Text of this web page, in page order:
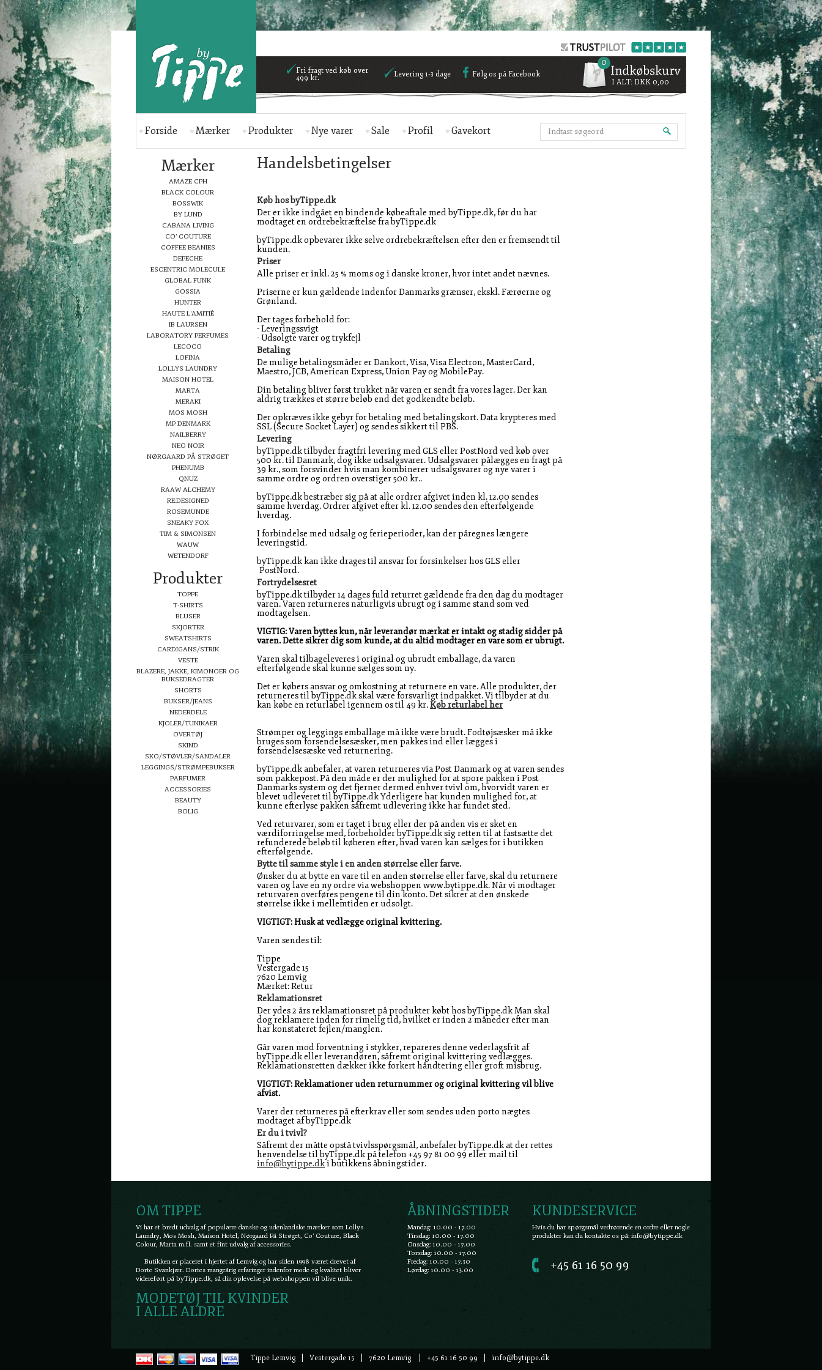
Fri fragt ved køb over
499 kr.
Levering 1-3 dage Følg os på Facebook
Forside Mærker Produkter Nye varer Sale Profil Gavekort
0
I ALT: DKK 0,00
Mærker
AMAZE CPH
BLACK COLOUR
BOSSWIK
BY LUND
CABANA LIVING
CO' COUTURE
COFFEE BEANIES
DEPECHE
ESCENTRIC MOLECULE
GLOBAL FUNK
GOSSIA
HUNTER
HAUTE L'AMITIÉ
IB LAURSEN
LABORATORY PERFUMES
LECOCO
LOFINA
LOLLYS LAUNDRY
MAISON HOTEL
MARTA
MERAKI
MOS MOSH
MP DENMARK
NAILBERRY
NEO NOIR
NØRGAARD PÅ STRØGET
PHENUMB
QNUZ
RAAW ALCHEMY
RE:DESIGNED
ROSEMUNDE
SNEAKY FOX
TIM & SIMONSEN
WAUW
WETENDORF
Produkter
TOPPE
T-SHIRTS
BLUSER
SKJORTER
SWEATSHIRTS
CARDIGANS/STRIK
VESTE
BLAZERE, JAKKE, KIMONOER OG
BUKSEDRAGTER
SHORTS
BUKSER/JEANS
NEDERDELE
KJOLER/TUNIKAER
OVERTØJ
SKIND
SKO/STØVLER/SANDALER
LEGGINGS/STRØMPEBUKSER
PARFUMER
ACCESSORIES
BEAUTY
BOLIG
Handelsbetingelser
Køb hos byTippe.dk
Der er ikke indgået en bindende købeaftale med byTippe.dk, før du har
modtaget en ordrebekræftelse fra byTippe.dk
byTippe.dk opbevarer ikke selve ordrebekræftelsen efter den er fremsendt til
kunden.
Priser
Alle priser er inkl. 25 % moms og i danske kroner, hvor intet andet nævnes.
Priserne er kun gældende indenfor Danmarks grænser, ekskl. Færøerne og
Grønland.
Der tages forbehold for:
- Leveringssvigt
- Udsolgte varer og trykfejl
Betaling
De mulige betalingsmåder er Dankort, Visa, Visa Electron, MasterCard,
Maestro, JCB, American Express, Union Pay og MobilePay.
Din betaling bliver først trukket når varen er sendt fra vores lager. Der kan
aldrig trækkes et større beløb end det godkendte beløb.
Der opkræves ikke gebyr for betaling med betalingskort. Data krypteres med
SSL (Secure Socket Layer) og sendes sikkert til PBS.
Levering
byTippe.dk tilbyder fragtfri levering med GLS eller PostNord ved køb over
500 kr. til Danmark, dog ikke udsalgsvarer. Udsalgsvarer pålægges en fragt på
39 kr., som forsvinder hvis man kombinerer udsalgsvarer og nye varer i
samme ordre og ordren overstiger 500 kr..
byTippe.dk bestræber sig på at alle ordrer afgivet inden kl. 12.00 sendes
samme hverdag. Ordrer afgivet efter kl. 12.00 sendes den efterfølgende
hverdag.
I forbindelse med udsalg og ferieperioder, kan der påregnes længere
leveringstid.
byTippe.dk kan ikke drages til ansvar for forsinkelser hos GLS eller
PostNord.
Fortrydelsesret
byTippe.dk tilbyder 14 dages fuld returret gældende fra den dag du modtager
varen. Varen returneres naturligvis ubrugt og i samme stand som ved
modtagelsen.
VIGTIG: Varen byttes kun, når leverandør mærkat er intakt og stadig sidder på
varen. Dette sikrer dig som kunde, at du altid modtager en vare som er ubrugt.
Varen skal tilbageleveres i original og ubrudt emballage, da varen
efterfølgende skal kunne sælges som ny.
Det er købers ansvar og omkostning at returnere en vare. Alle produkter, der
returneres til byTippe.dk skal være forsvarligt indpakket. Vi tilbyder at du
kan købe en returlabel igennem os til 49 kr.Køb returlabel her
Strømper og leggings emballage må ikke være brudt. Fodtøjsæsker må ikke
bruges som forsendelsesæsker, men pakkes ind eller lægges i
forsendelsesæske ved returnering.
byTippe.dk anbefaler, at varen returneres via Post Danmark og at varen sendes
som pakkepost. På den måde er der mulighed for at spore pakken i Post
Danmarks system og det fjerner dermed enhver tvivl om, hvorvidt varen er
blevet udleveret til byTippe.dk Yderligere har kunden mulighed for, at
kunne efterlyse pakken såfremt udlevering ikke har fundet sted.
Ved returvarer, som er taget i brug eller der på anden vis er sket en
værdiforringelse med, forbeholder byTippe.dk sig retten til at fastsætte det
refunderede beløb til køberen efter, hvad varen kan sælges for i butikken
efterfølgende.
Bytte til samme style i en anden størrelse eller farve.
Ønsker du at bytte en vare til en anden størrelse eller farve, skal du returnere
varen og lave en ny ordre via webshoppen www.bytippe.dk. Når vi modtager
returvaren overføres pengene til din konto. Det sikrer at den ønskede
størrelse ikke i mellemtiden er udsolgt.
VIGTIGT: Husk at vedlægge original kvittering.
Varen sendes til:
Tippe
Vestergade 15
7620 Lemvig
Mærket: Retur
Reklamationsret
Der ydes 2 års reklamationsret på produkter købt hos byTippe.dk Man skal
dog reklamere inden for rimelig tid, hvilket er inden 2 måneder efter man
har konstateret fejlen/manglen.
Går varen mod forventning i stykker, repareres denne vederlagsfrit af
byTippe.dk eller leverandøren, såfremt original kvittering vedlægges.
Reklamationsretten dækker ikke forkert håndtering eller groft misbrug.
VIGTIGT: Reklamationer uden returnummer og original kvittering vil blive
afvist.
Varer der returneres på efterkrav eller som sendes uden porto nægtes
modtaget af byTippe.dk
Er du i tvivl?
Såfremt der måtte opstå tvivlsspørgsmål, anbefaler byTippe.dk at der rettes
henvendelse til byTippe.dk på telefon +45 97 81 00 99 eller mail til
info@bytippe.dki butikkens åbningstider.
OM TIPPE
Vi har et bredt udvalg af populære danske og udenlandske mærker som Lollys
Laundry, Mos Mosh, Maison Hotel, Nørgaard På Strøget, Co' Couture, Black
Colour, Marta m.fl. samt et fint udvalg af accessories.
Butikken er placeret i hjertet af Lemvig og har siden 1998 været drevet af
Dorte Svankjær. Dortes mangeårig erfaringer indenfor mode og kvalitet bliver
videreført på byTippe.dk, så din oplevelse på webshoppen vil blive unik.
MODETØJ TIL KVINDER
I ALLE ALDRE
ÅBNINGSTIDER
Mandag: 10.00 - 17.00
Tirsdag: 10.00 - 17.00
Onsdag: 10.00 - 17.00
Torsdag: 10.00 - 17.00
Fredag: 10.00 - 17.30
Lørdag: 10.00 - 13.00
KUNDESERVICE
Hvis du har spørgsmål vedrørende en ordre eller nogle
produkter kan du kontakte os på: info@bytippe.dk
+45 61 16 50 99
Tippe Lemvig | Vestergade 15 | 7620 Lemvig | +45 61 16 50 99 | info@bytippe.dk